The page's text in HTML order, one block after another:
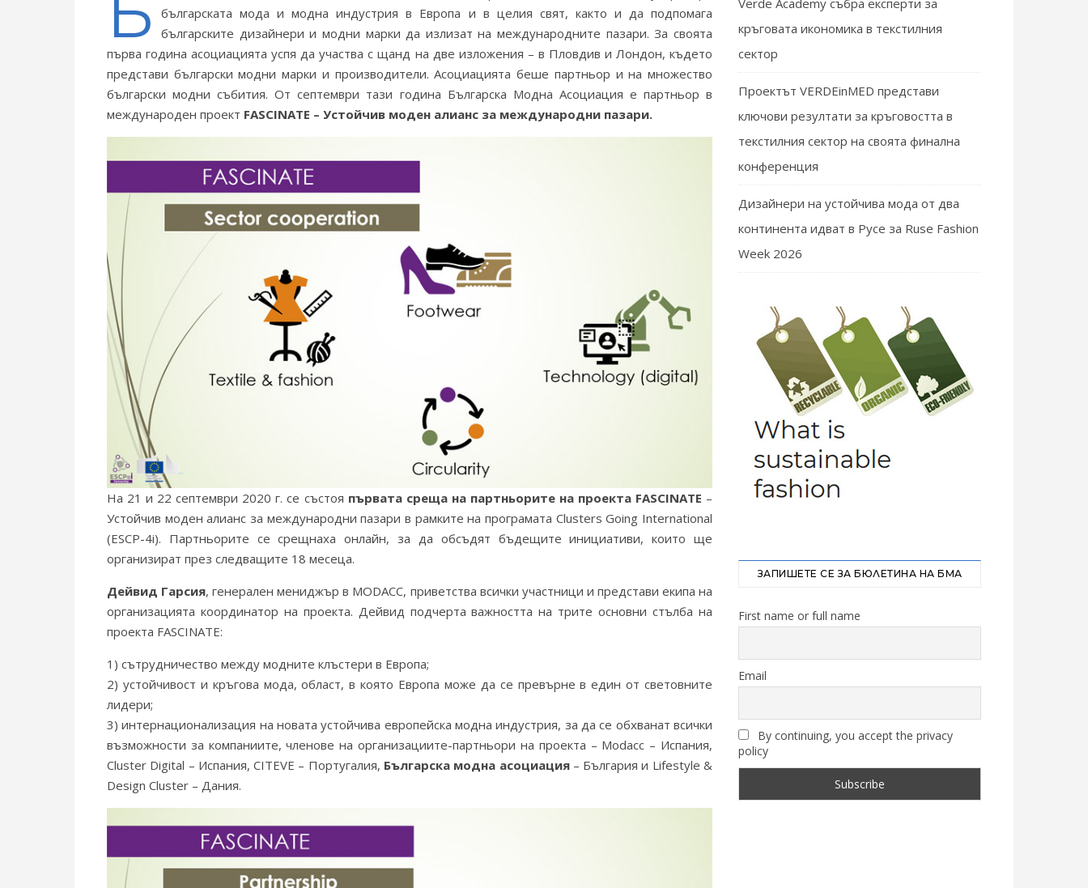
българската мода и модна индустрия в Европа и в целия свят, както и да подпомага
българските дизайнери и модни марки да излизат на международните пазари. За своята
първа година асоциацията успя да участва с щанд на две изложения – в Пловдив и Лондон, където
представи български модни марки и производители. Асоциацията беше партньор и на множество
български модни събития. От септември тази година Българска Модна Асоциация е партньор в
международен проект FASCINATE – Устойчив моден алианс за международни пазари.
На 21 и 22 септември 2020 г. се състоя първата среща на партньорите на проекта FASCINATE –
Устойчив моден алианс за международни пазари в рамките на програмата Clusters Going International
(ESCP-4i). Партньорите се срещнаха онлайн, за да обсъдят бъдещите инициативи, които ще
организират през следващите 18 месеца.
Дейвид Гарсия, генерален мениджър в MODACC, приветства всички участници и представи екипа на
организацията координатор на проекта. Дейвид подчерта важността на трите основни стълба на
проекта FASCINATE:
1) сътрудничество между модните клъстери в Европа;
2) устойчивост и кръгова мода, област, в която Европа може да се превърне в един от световните
лидери;
3) интернационализация на новата устойчива европейска модна индустрия, за да се обхванат всички
възможности за компаниите, членове на организациите-партньори на проекта – Modacc – Испания,
Cluster Digital – Испания, CITEVE – Португалия, Българска модна асоциация– България и Lifestyle &
Design Cluster – Дания.
Verde Academy събра експерти за
кръговата икономика в текстилния
сектор
Проектът VERDEinMED представи
ключови резултати за кръговостта в
текстилния сектор на своята финална
конференция
Дизайнери на устойчива мода от два
континента идват в Русе за Ruse Fashion
Week 2026
ЗАПИШЕТЕ СЕ ЗА БЮЛЕТИНА НА БМА
First name or full name
Email
By continuing, you accept the privacy
policy